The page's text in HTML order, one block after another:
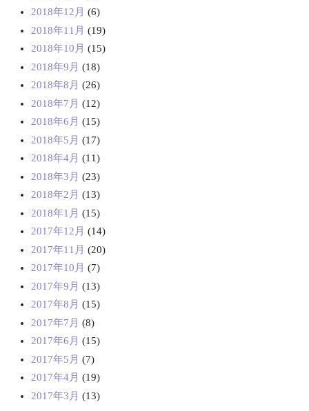
2018年12月 (6)
2018年11月 (19)
2018年10月 (15)
2018年9月 (18)
2018年8月 (26)
2018年7月 (12)
2018年6月 (15)
2018年5月 (17)
2018年4月 (11)
2018年3月 (23)
2018年2月 (13)
2018年1月 (15)
2017年12月 (14)
2017年11月 (20)
2017年10月 (7)
2017年9月 (13)
2017年8月 (15)
2017年7月 (8)
2017年6月 (15)
2017年5月 (7)
2017年4月 (19)
2017年3月 (13)